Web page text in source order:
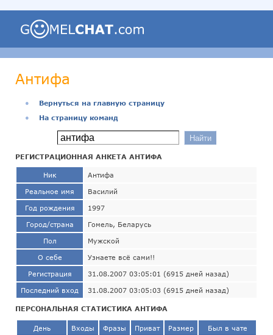
Антифа
●
Вернуться на главную страницу
●
На страницу команд
РЕГИСТРАЦИОННАЯ АНКЕТА АНТИФА
Ник Антифа
Реальное имя Василий
Год рождения 1997
Город/страна Гомель, Беларусь
Пол Мужской
О себе Узнаете всё сами!!
Регистрация 31.08.2007 03:05:01 (6915 дней назад)
Последний вход 31.08.2007 03:05:03 (6915 дней назад)
ПЕРСОНАЛЬНАЯ СТАТИСТИКА АНТИФА
День Входы Фразы Приват Размер Был в чате